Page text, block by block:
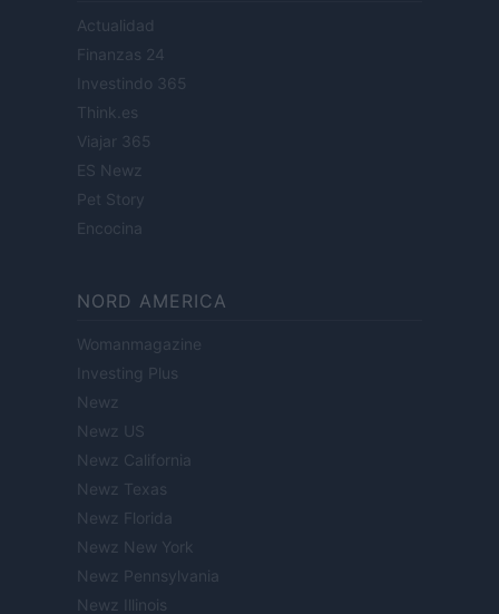
Actualidad
Finanzas 24
Investindo 365
Think.es
Viajar 365
ES Newz
Pet Story
Encocina
NORD AMERICA
Womanmagazine
Investing Plus
Newz
Newz US
Newz California
Newz Texas
Newz Florida
Newz New York
Newz Pennsylvania
Newz Illinois